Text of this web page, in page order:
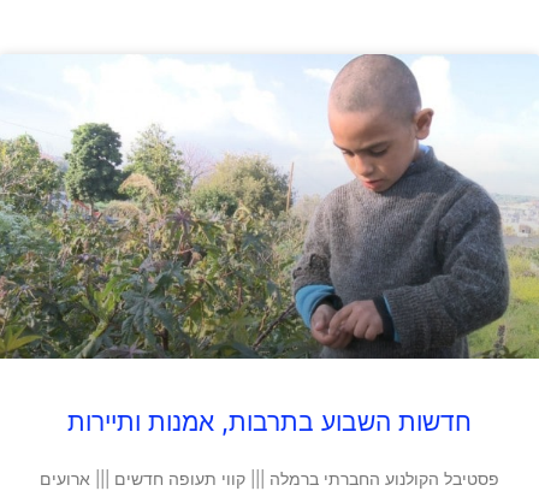
חדשות השבוע בתרבות, אמנות ותיירות
פסטיבל הקולנוע החברתי ברמלה ||| קווי תעופה חדשים ||| ארועים